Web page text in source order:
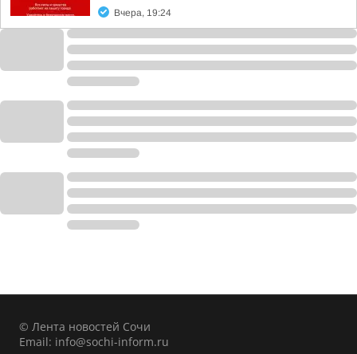
Вчера, 19:24
© Лента новостей Сочи
Email: info@sochi-inform.ru